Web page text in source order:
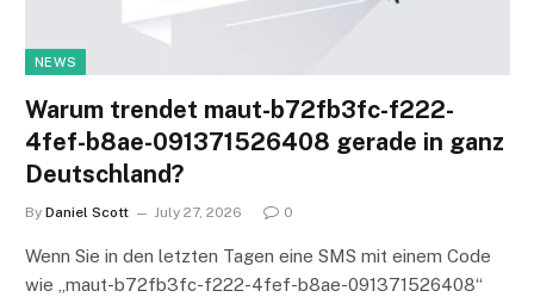
NEWS
Warum trendet maut-b72fb3fc-f222-
4fef-b8ae-091371526408 gerade in ganz
Deutschland?
By Daniel Scott July 27, 2026 0
Wenn Sie in den letzten Tagen eine SMS mit einem Code
wie „maut-b72fb3fc-f222-4fef-b8ae-091371526408“